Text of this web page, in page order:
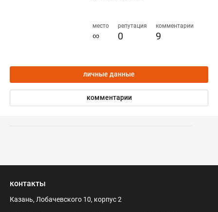
место
∞
репутация
0
комментарии
9
личные данные
комментарии
контакты
Казань, Лобачевского 10, корпус 2